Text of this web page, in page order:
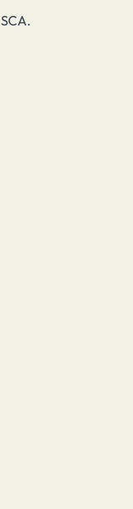
تُصنَّف القهوة بأنها مختصة إذا حصلت على 80 نقطة فأعلى من أصل 100 وفق معايير SCA.